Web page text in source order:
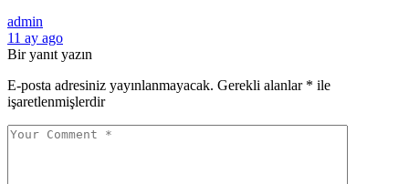
admin
11 ay ago
Bir yanıt yazın
E-posta adresiniz yayınlanmayacak. Gerekli alanlar * ile
işaretlenmişlerdir